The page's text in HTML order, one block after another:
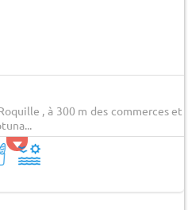
, à 300 m des commerces et